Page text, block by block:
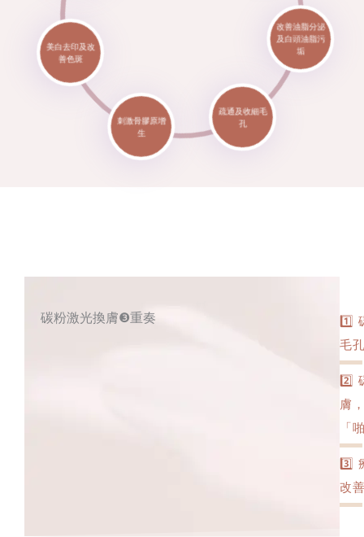
改善油脂分泌
及白頭油脂污
垢
疏通及收細毛
刺激骨膠原增
生
美白去印及改
善色斑
碳粉激光換膚❸重奏
1️⃣
毛
2️⃣
膚
「
3️⃣
改